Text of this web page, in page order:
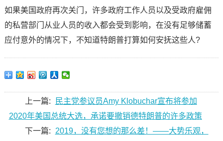
如果美国政府再次关门，许多政府工作人员以及受政府雇佣
的私营部门从业人员的收入都会受到影响，在没有足够储蓄
应付意外的情况下，不知道特朗普打算如何安抚这些人?
上一篇:
民主党参议员Amy Klobuchar宣布将参加
2020年美国总统大选，承诺要撤销德特朗普的许多政策
下一篇:
2019，没有您想的那么差！——大势乐观，